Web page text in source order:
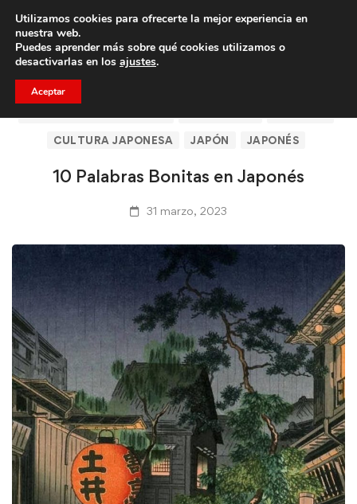
Trae a un amigo y llevaos un total de 75€ de descuento.
CULTURA JAPONESA
JAPÓN JAPONÉS
10 Palabras Bonitas en Japonés
31 marzo, 2023
Utilizamos cookies para ofrecerte la mejor experiencia en
nuestra web.
Puedes aprender más sobre qué cookies utilizamos o
desactivarlas en los ajustes.
Aceptar